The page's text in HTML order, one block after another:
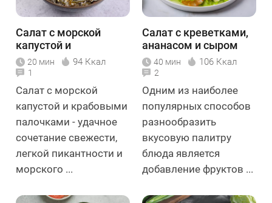
Салат с морской
капустой и
крабовыми
палочками
20 мин 94 Ккал
1
Салат с морской
капустой и крабовыми
палочками - удачное
сочетание свежести,
легкой пикантности и
морского ...
Салат с креветками,
ананасом и сыром
40 мин 106 Ккал
2
Одним из наиболее
популярных способов
разнообразить
вкусовую палитру
блюда является
добавление фруктов ...